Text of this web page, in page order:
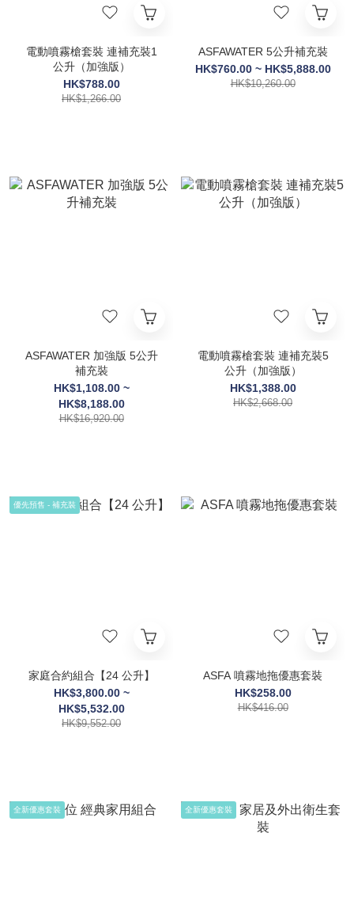
電動噴霧槍套裝 連補充裝1
公升（加強版）
HK$788.00
HK$1,266.00
ASFAWATER 5公升補充裝
HK$760.00 ~ HK$5,888.00
HK$10,260.00
ASFAWATER 加強版 5公升
補充裝
HK$1,108.00 ~
HK$8,188.00
HK$16,920.00
電動噴霧槍套裝 連補充裝5
公升（加強版）
HK$1,388.00
HK$2,668.00
優先預售 - 補充裝
家庭合約組合【24 公升】
HK$3,800.00 ~
HK$5,532.00
HK$9,552.00
ASFA 噴霧地拖優惠套裝
HK$258.00
HK$416.00
全新優惠套裝 全新優惠套裝